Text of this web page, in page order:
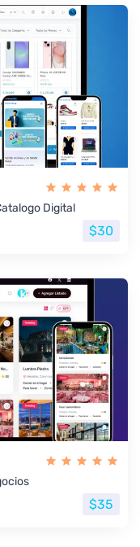
Digital
$30
$35